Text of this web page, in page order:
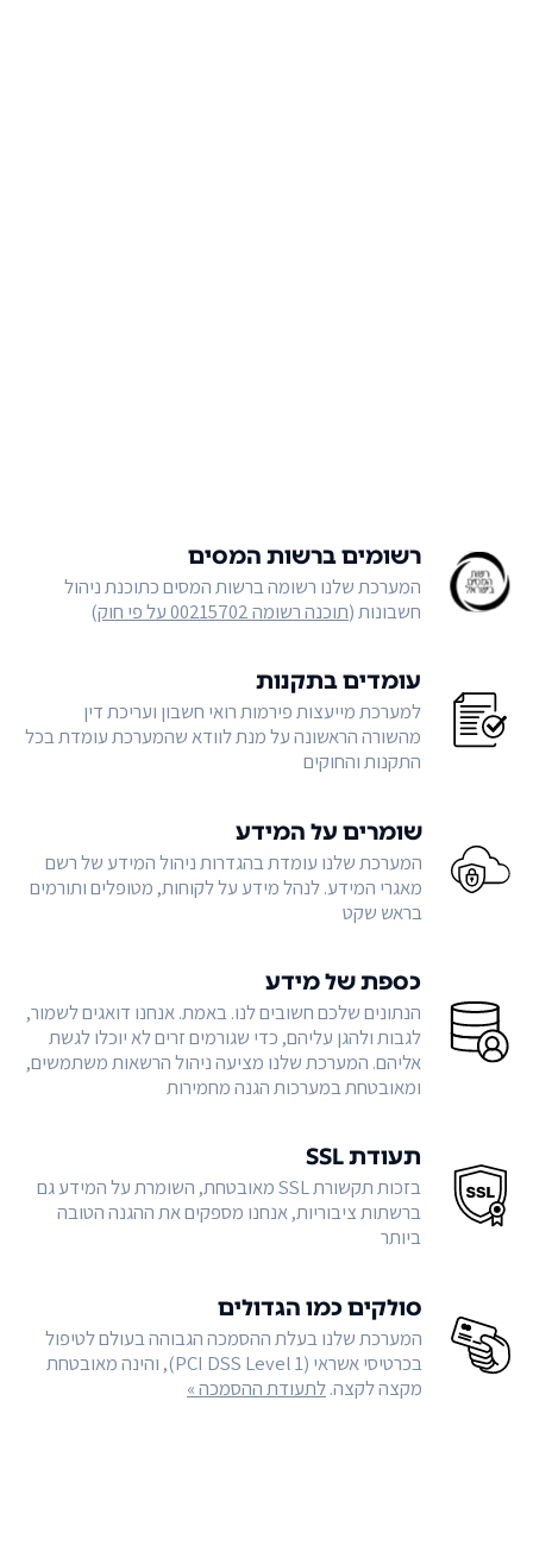
רשומים ברשות המסים
המערכת שלנו רשומה ברשות המסים כתוכנת ניהול
חשבונות (תוכנה רשומה 00215702 על פי חוק )
עומדים בתקנות
למערכת מייעצות פירמות רואי חשבון ועריכת דין
מהשורה הראשונה על מנת לוודא שהמערכת עומדת בכל
התקנות והחוקים
שומרים על המידע
המערכת שלנו עומדת בהגדרות ניהול המידע של רשם
מאגרי המידע. לנהל מידע על לקוחות, מטופלים ותורמים
בראש שקט
כספת של מידע
הנתונים שלכם חשובים לנו. באמת. אנחנו דואגים לשמור,
לגבות ולהגן עליהם, כדי שגורמים זרים לא יוכלו לגשת
אליהם. המערכת שלנו מציעה ניהול הרשאות משתמשים,
ומאובטחת במערכות הגנה מחמירות
תעודת SSL
בזכות תקשורת SSL מאובטחת, השומרת על המידע גם
ברשתות ציבוריות, אנחנו מספקים את ההגנה הטובה
ביותר
סולקים כמו הגדולים
המערכת שלנו בעלת ההסמכה הגבוהה בעולם לטיפול
בכרטיסי אשראי (PCI DSS Level 1), והינה מאובטחת
מקצה לקצה.לתעודת ההסמכה »